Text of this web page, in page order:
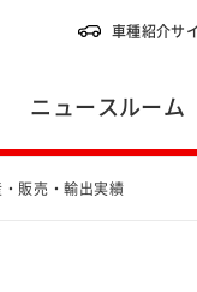
車種紹介サ
ニュースルーム
販売・輸出実績